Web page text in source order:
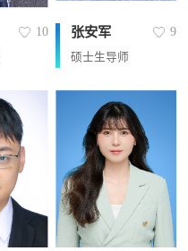
10 张安军 9
硕士生导师